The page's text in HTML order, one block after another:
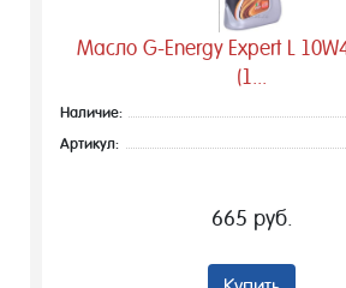
Масло G-Energy Expert L
(1...
Наличие:
Артикул:
665 руб.